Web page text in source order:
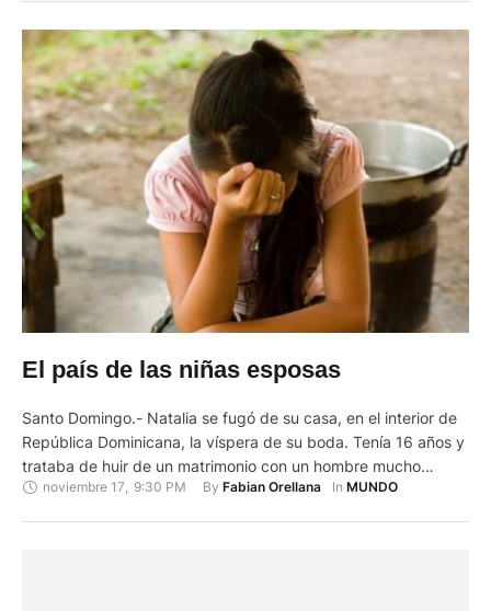
El país de las niñas esposas
Santo Domingo.- Natalia se fugó de su casa, en el interior de
República Dominicana, la víspera de su boda. Tenía 16 años y
trataba de huir de un matrimonio con un hombre mucho
mayor y al que no amaba. Pero su madre le dio caza, la llevó
noviembre 17 9:30 PM By Fabian Orellana In MUNDO